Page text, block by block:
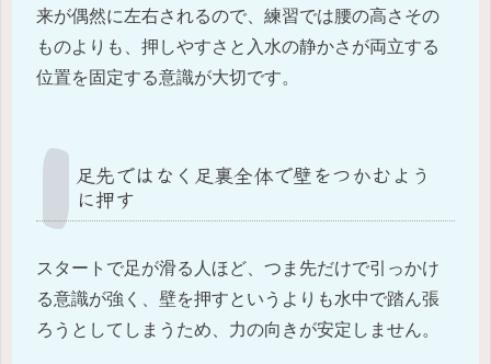
来が偶然に左右されるので、練習では腰の高さその
ものよりも、押しやすさと入水の静かさが両立する
位置を固定する意識が大切です。
足先ではなく足裏全体で壁をつかむよう
に押す
スタートで足が滑る人ほど、つま先だけで引っかけ
る意識が強く、壁を押すというよりも水中で踏ん張
ろうとしてしまうため、力の向きが安定しません。